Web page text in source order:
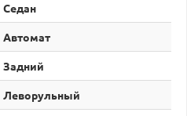
Седан
Автомат
Задний
Леворульный